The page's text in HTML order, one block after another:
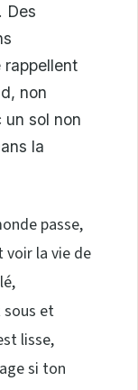
Des
rappellent
non
un sol non
la
passe,
voir la vie de
et
lisse,
si ton